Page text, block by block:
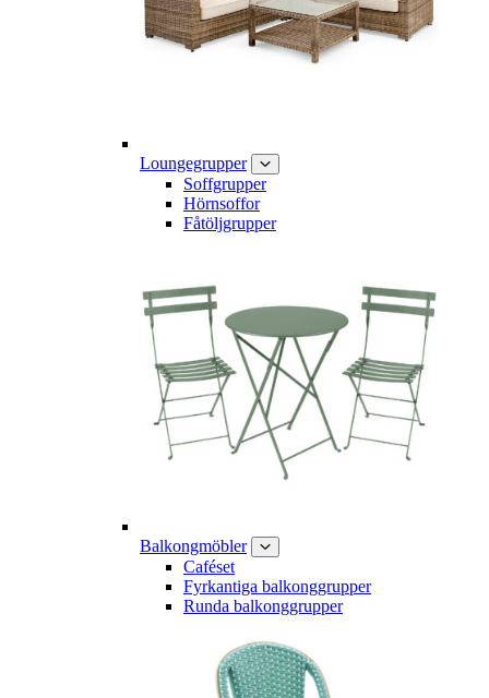
Loungegrupper
Soffgrupper
Hörnsoffor
Fåtöljgrupper
Balkongmöbler
Caféset
Fyrkantiga balkonggrupper
Runda balkonggrupper